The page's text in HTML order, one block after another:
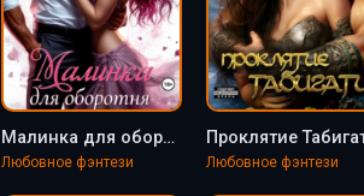
Малинка для оборотня - Вера Добрая
Любовное фэнтези Любовное фэнтези